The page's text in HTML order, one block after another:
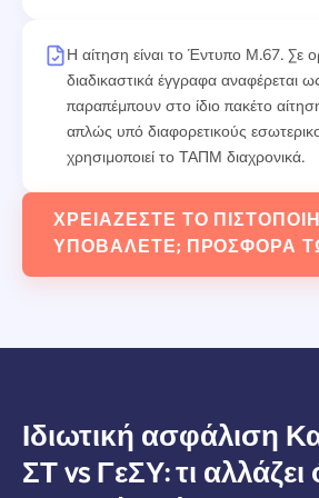
Η αίτηση είναι το Έντυπο Μ.67. Σε
διαδικαστικά έγγραφα αναφέρεται
παραπέμπουν στο ίδιο πακέτο
απλώς υπό διαφορετικούς
χρησιμοποιεί το ΤΑΠΜ διαχρονικά.
ΧΡΕΙΆΖΕΣΤΕ ΤΟ
ΥΠΟΒΆΛΕΤΕ; ΠΡΟΣΦΟΡΆ
Ιδιωτική ασφάλιση
ΣΤ vs ΓεΣΥ: τι αλλάζει